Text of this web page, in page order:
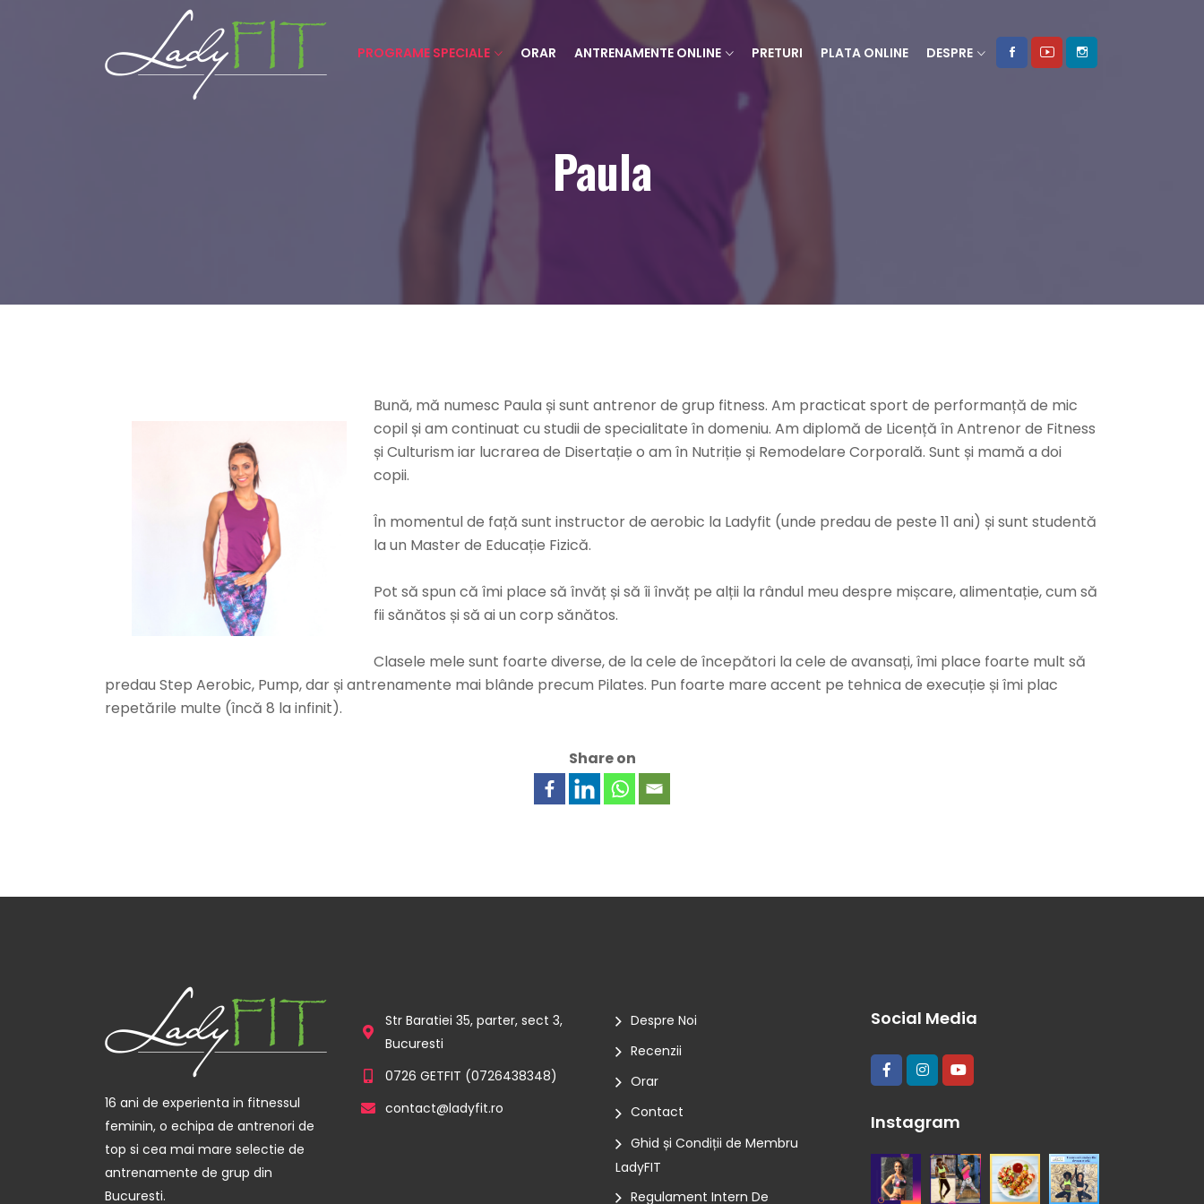
PROGRAME SPECIALE ORAR ANTRENAMENTE ONLINE PRETURI PLATA ONLINE DESPRE
Paula
Bună, mă numesc Paula și sunt antrenor de grup fitness. Am practicat sport de performanță de mic
copil și am continuat cu studii de specialitate în domeniu. Am diplomă de Licență în Antrenor de Fitness
și Culturism iar lucrarea de Disertație o am în Nutriție și Remodelare Corporală. Sunt și mamă a doi
copii.
În momentul de față sunt instructor de aerobic la Ladyfit (unde predau de peste 11 ani) și sunt studentă
la un Master de Educație Fizică.
Pot să spun că îmi place să învăț și să îi învăț pe alții la rândul meu despre mișcare, alimentație, cum să
fii sănătos și să ai un corp sănătos.
Clasele mele sunt foarte diverse, de la cele de începători la cele de avansați, îmi place foarte mult să
predau Step Aerobic, Pump, dar și antrenamente mai blânde precum Pilates. Pun foarte mare accent pe tehnica de execuție și îmi plac
repetările multe (încă 8 la infinit).
Share on
16 ani de experienta in fitnessul
feminin, o echipa de antrenori de
top si cea mai mare selectie de
antrenamente de grup din
Bucuresti.
Str Baratiei 35, parter, sect 3,
Bucuresti
0726 GETFIT (0726438348)
contact@ladyfit.ro
Despre Noi
Recenzii
Orar
Contact
Ghid și Condiții de Membru
LadyFIT
Regulament Intern De
Social Media
Instagram